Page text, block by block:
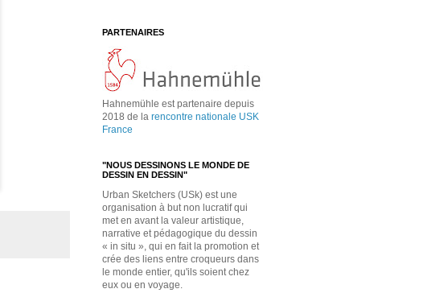
PARTENAIRES
Hahnemühle est partenaire depuis
2018 de la rencontre nationale USK
France
"NOUS DESSINONS LE MONDE DE
DESSIN EN DESSIN"
Urban Sketchers (USk) est une
organisation à but non lucratif qui
met en avant la valeur artistique,
narrative et pédagogique du dessin
« in situ », qui en fait la promotion et
crée des liens entre croqueurs dans
le monde entier, qu'ils soient chez
eux ou en voyage.